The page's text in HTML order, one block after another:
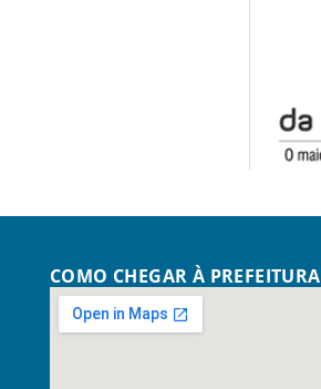
COMO CHEGAR À PREFEITURA